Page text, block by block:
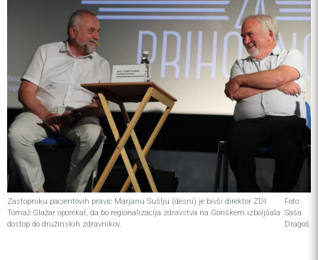
Zastopniku pacientovih pravic Marjanu Sušlju (desni) je bivši direktor ZDI
Tomaž Glažar oporekal, da bo regionalizacija zdravstva na Goriškem izboljšala
dostop do družinskih zdravnikov.
Foto:
Saša
Dragoš